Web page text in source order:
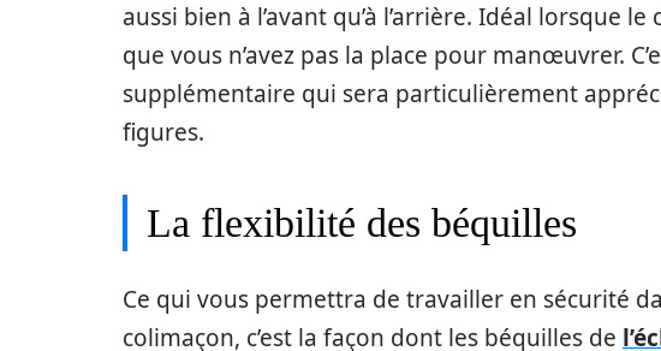
aussi bien à l’avant qu’à l’arrière. Idéal lorsque
que vous n’avez pas la place pour manœuvrer.
supplémentaire qui sera particulièrement
figures.
La flexibilité des béquilles
Ce qui vous permettra de travailler en sécurité
colimaçon, c’est la façon dont les béquilles de